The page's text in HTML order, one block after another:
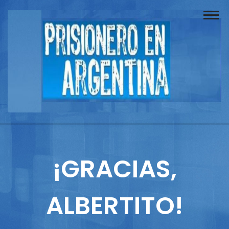
Buscador
Documentos
Reportajes
Columnistas
¡GRACIAS,
ALBERTITO!